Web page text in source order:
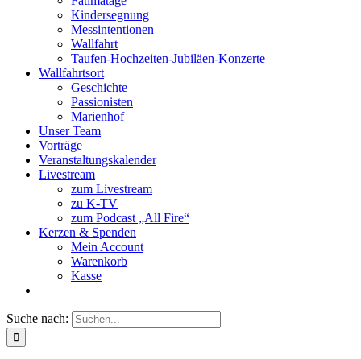
Kindersegnung
Messintentionen
Wallfahrt
Taufen-Hochzeiten-Jubiläen-Konzerte
Wallfahrtsort
Geschichte
Passionisten
Marienhof
Unser Team
Vorträge
Veranstaltungskalender
Livestream
zum Livestream
zu K-TV
zum Podcast „All Fire“
Kerzen & Spenden
Mein Account
Warenkorb
Kasse
Suche nach: